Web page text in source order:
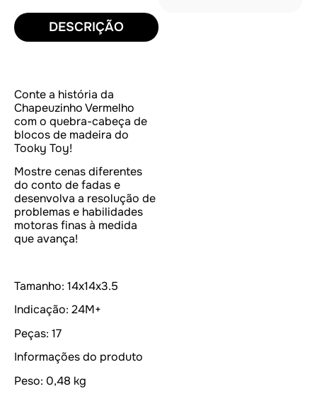
DESCRIÇÃO
Conte a história da
Chapeuzinho Vermelho
com o quebra-cabeça de
blocos de madeira do
Tooky Toy!
Mostre cenas diferentes
do conto de fadas e
desenvolva a resolução de
problemas e habilidades
motoras finas à medida
que avança!
Tamanho: 14x14x3.5
Indicação: 24M+
Peças: 17
Informações do produto
Peso: 0,48 kg